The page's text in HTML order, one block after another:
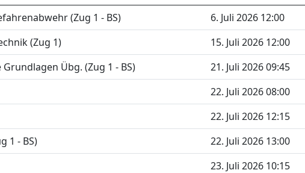
(Zug 1 - BS)
6. Juli 2026 12:00
(Zug 1)
15. Juli 2026 12:00
Übg. (Zug 1 - BS)
21. Juli 2026 09:45
22. Juli 2026 08:00
22. Juli 2026 12:15
1 - BS)
22. Juli 2026 13:00
23. Juli 2026 10:15